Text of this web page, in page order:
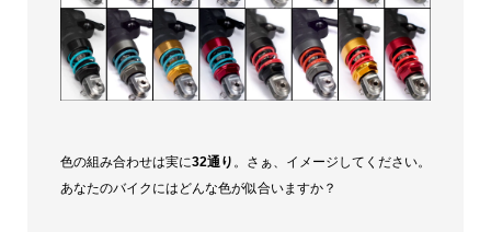
色の組み合わせは実に32通り 。さぁ、イメージしてください。
あなたのバイクにはどんな色が似合いますか？